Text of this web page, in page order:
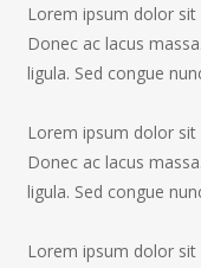
Lorem ipsum dolor
Donec ac lacus
ligula. Sed congue
Lorem ipsum dolor
Donec ac lacus
ligula. Sed congue
Lorem ipsum dolor